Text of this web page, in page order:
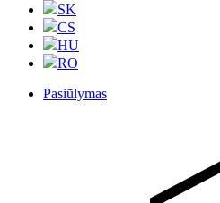
SK
CS
HU
RO
Pasiūlymas